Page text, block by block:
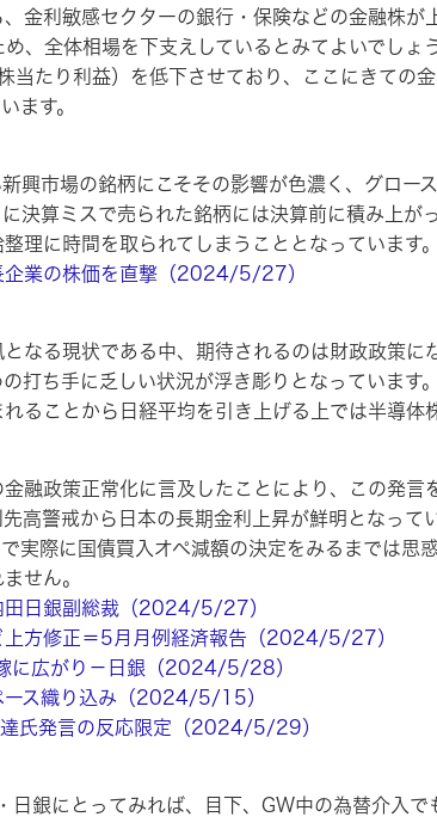
金利敏感セクターの銀行・保険などの金融株が
、全体相場を下支えしているとみてよいでしょ
当たり利益）を低下させており、ここにきての
ます。
興市場の銘柄にこそその影響が色濃く、グロー
決算ミスで売られた銘柄には決算前に積み上が
理に時間を取られてしまうこととなっています。
企業の株価を直撃（2024/5/27）
なる現状である中、期待されるのは財政政策に
打ち手に乏しい状況が浮き彫りとなっています
ることから日経平均を引き上げる上では半導体
融政策正常化に言及したことにより、この発言
高警戒から日本の長期金利上昇が鮮明となって
際に国債買入オペ減額の決定をみるまでは思
せん。
田日銀副総裁（2024/5/27）
上方修正＝5月月例経済報告（2024/5/27）
に広がり－日銀（2024/5/28）
ース織り込み（2024/5/15）
氏発言の反応限定（2024/5/29）
銀にとってみれば、目下、GW中の為替介入で